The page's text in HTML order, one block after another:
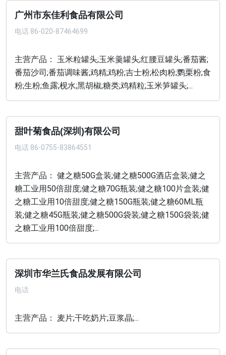
广州市东佳利食品有限公司
电话 86-020-87464699
主营产品： 玉米粒罐头;玉米羹罐头;红腰豆罐头;番茄酱;
番茄沙司;番茄调味酱;鸡精;鸡粉;吉士粉;松肉粉;鹦栗粉;食
粉;生粉;鱼露;枧水;黑胡椒;糖类;鸡精粒;玉米笋罐头;...
甜叶菊食品(深圳)有限公司
电话 86-0755-83864551
主营产品： 健之糖50G盒装;健之糖500G酒店盒装;健之
糖工业用50倍甜度;健之糖70G瓶装;健之糖100片盒装;健
之糖工业用10倍甜度;健之糖150G瓶装;健之糖60ML瓶
装;健之糖45G瓶装;健之糖500G袋装;健之糖150G袋装;健
之糖工业用100倍甜度;...
深圳市华兰氏食品发展有限公司
电话
主营产品： 麦片;干吃奶片;豆浆晶;...